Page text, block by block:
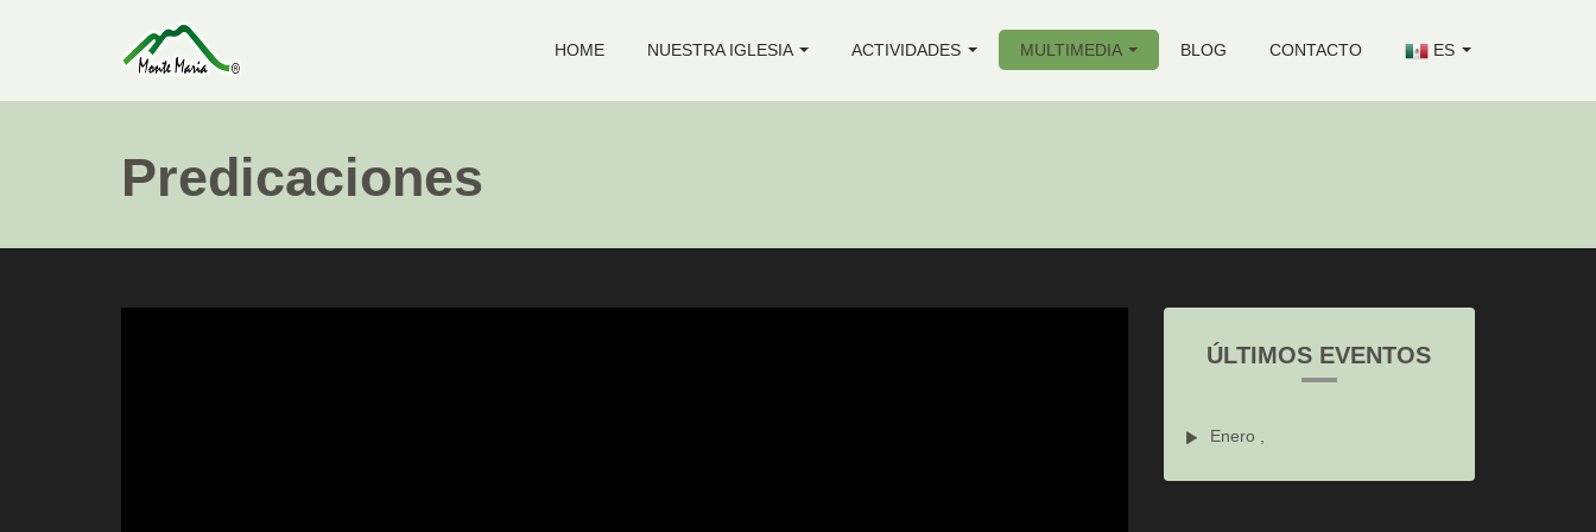
HOME NUESTRA IGLESIA ACTIVIDADES MULTIMEDIA BLOG CONTACTO ES
Predicaciones
ÚLTIMOS EVENTOS
Enero ,